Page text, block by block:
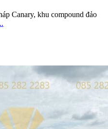
Canary, khu compound đảo